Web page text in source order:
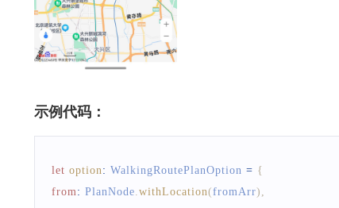
示例代码：
let option: WalkingRoutePlanOption = {
from: PlanNode.withLocation(fromArr) ,